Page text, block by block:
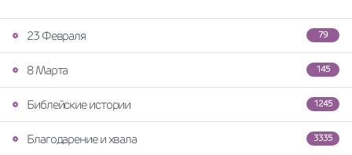
79
23 Февраля
145
8 Марта
1245
Библейские истории
3335
Благодарение и хвала